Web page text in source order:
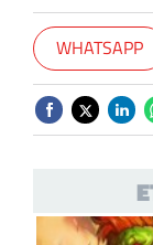
WHATSAPP